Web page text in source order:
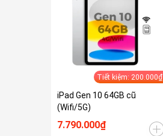
Tiết kiệm: 200.000₫
iPad Gen 10 64GB cũ
(Wifi/5G)
7.790.000₫